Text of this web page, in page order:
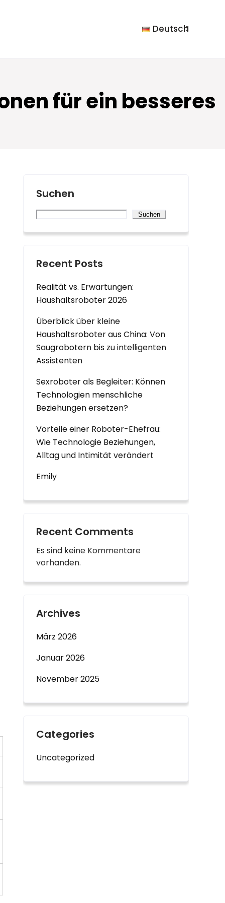
Deutsch
für ein besseres
Suchen
Suchen
Recent Posts
Realität vs. Erwartungen:
Haushaltsroboter 2026
Überblick über kleine
Haushaltsroboter aus China: Von
Saugrobotern bis zu intelligenten
Assistenten
Sexroboter als Begleiter: Können
Technologien menschliche
Beziehungen ersetzen?
Vorteile einer Roboter-Ehefrau:
Wie Technologie Beziehungen,
Alltag und Intimität verändert
Emily
Recent Comments
Es sind keine Kommentare
vorhanden.
Archives
März 2026
Januar 2026
November 2025
Categories
Uncategorized